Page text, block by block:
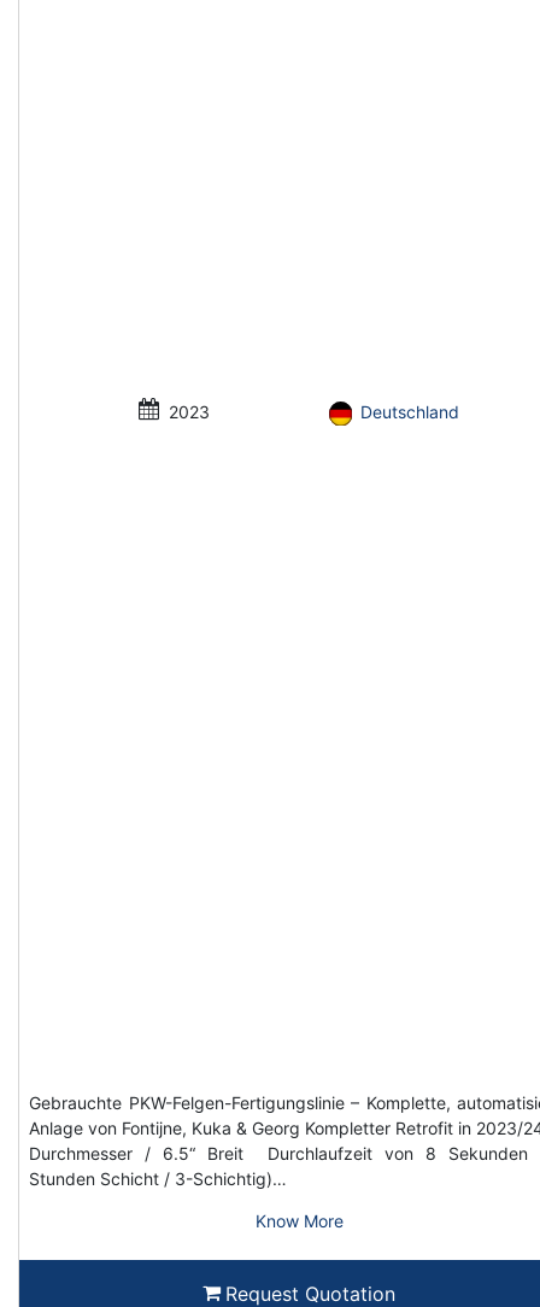
2023 Deutschland
Gebrauchte PKW-Felgen-Fertigungslinie – Komplette,
Anlage von Fontijne, Kuka & Georg Kompletter Retrofit in 2023/
Durchmesser / 6.5“ Breit Durchlaufzeit von 8 Sekunden
Stunden Schicht / 3-Schichtig)…
Know More
Request Quotation